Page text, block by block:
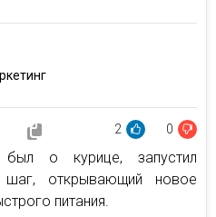
2 0
о курице, запустил
открывающий новое
питания.